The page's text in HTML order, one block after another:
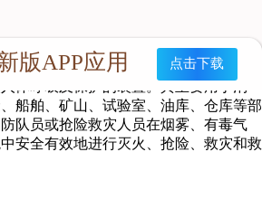
简称呼吸器），此种呼吸器是以气瓶承
船舶、矿山、试验室、油库、仓库等部
队员或抢险救灾人员在烟雾、有毒气
安全有效地进行灭火、抢险、救灾和救